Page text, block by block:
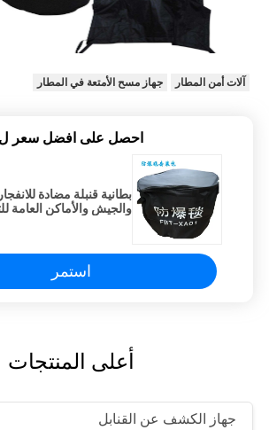
آلات أمن المطار جهاز مسح الأمتعة في المطار
احصل على افضل سعر ل
بطانية قنبلة مضادة
والجيش والأماكن العامة
استمر
أعلى المنتجات
جهاز الكشف عن القنابل